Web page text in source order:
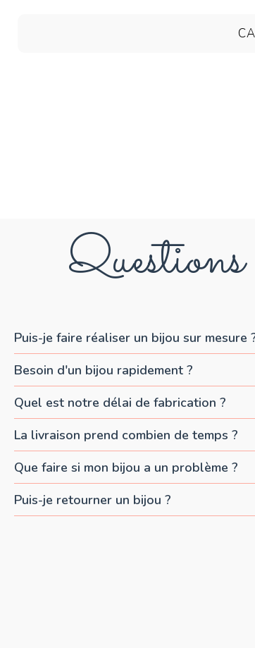
Puis-je faire réaliser un bijou sur mesure
Besoin d'un bijou rapidement ?
Quel est notre délai de fabrication ?
La livraison prend combien de temps ?
Que faire si mon bijou a un problème ?
Puis-je retourner un bijou ?